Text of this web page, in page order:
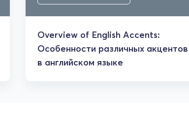
Overview of English Accents:
Особенности различных акцентов
в английском языке